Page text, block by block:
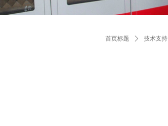
首页标题 ꄲ 技术支持